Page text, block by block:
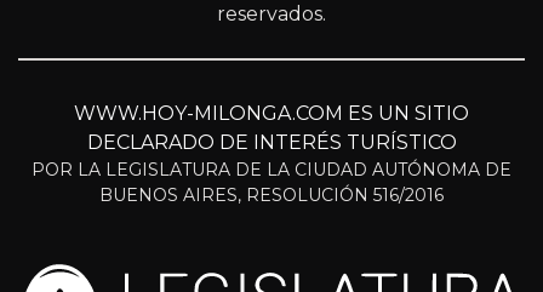
reservados.
WWW.HOY-MILONGA.COM ES UN SITIO
DECLARADO DE INTERÉS TURÍSTICO
POR LA LEGISLATURA DE LA CIUDAD AUTÓNOMA DE
BUENOS AIRES, RESOLUCIÓN 516/2016